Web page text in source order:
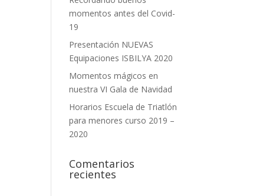
momentos antes del Covid-
19
Presentación NUEVAS
Equipaciones ISBILYA 2020
Momentos mágicos en
nuestra VI Gala de Navidad
Horarios Escuela de Triatlón
para menores curso 2019 –
2020
Comentarios
recientes